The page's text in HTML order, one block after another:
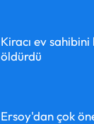
Kiracı ev
öldürdü
Ersoy'dan çok